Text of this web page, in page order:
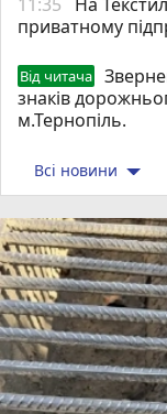
приватному
Від читача
знаків
м.Тернопіль.
Всі новини